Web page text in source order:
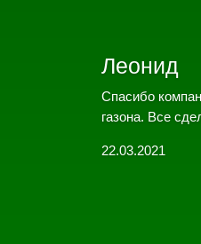
Леонид
Спасибо
газона. Все
22.03.2021